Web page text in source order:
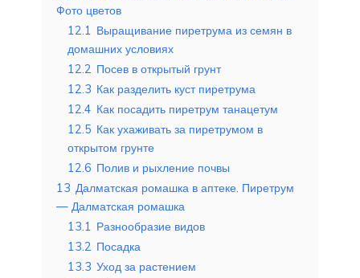
Фото цветов
12.1 Выращивание пиретрума из семян в
домашних условиях
12.2 Посев в открытый грунт
12.3 Как разделить куст пиретрума
12.4 Как посадить пиретрум танацетум
12.5 Как ухаживать за пиретрумом в
открытом грунте
12.6 Полив и рыхление почвы
13 Далматская ромашка в аптеке. Пиретрум
— Далматская ромашка
13.1 Разнообразие видов
13.2 Посадка
13.3 Уход за растением